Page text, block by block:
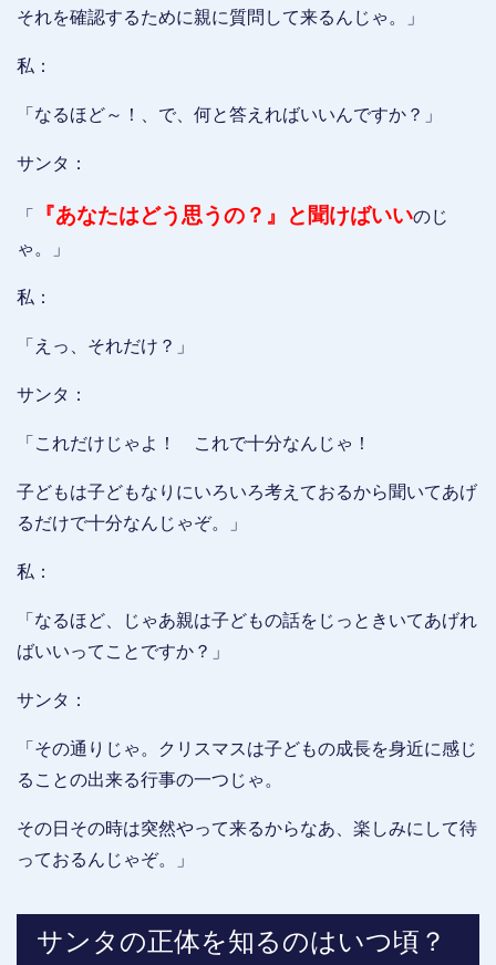
それを確認するために親に質問して来るんじゃ。」
私：
「なるほど～！、で、何と答えればいいんですか？」
サンタ：
「 『あなたはどう思うの？』と聞けばいいのじ
ゃ。」
私：
「えっ、それだけ？」
サンタ：
「これだけじゃよ！ これで十分なんじゃ！
子どもは子どもなりにいろいろ考えておるから聞いてあげ
るだけで十分なんじゃぞ。」
私：
「なるほど、じゃあ親は子どもの話をじっときいてあげれ
ばいいってことですか？」
サンタ：
「その通りじゃ。クリスマスは子どもの成長を身近に感じ
ることの出来る行事の一つじゃ。
その日その時は突然やって来るからなあ、楽しみにして待
っておるんじゃぞ。」
サンタの正体を知るのはいつ頃？